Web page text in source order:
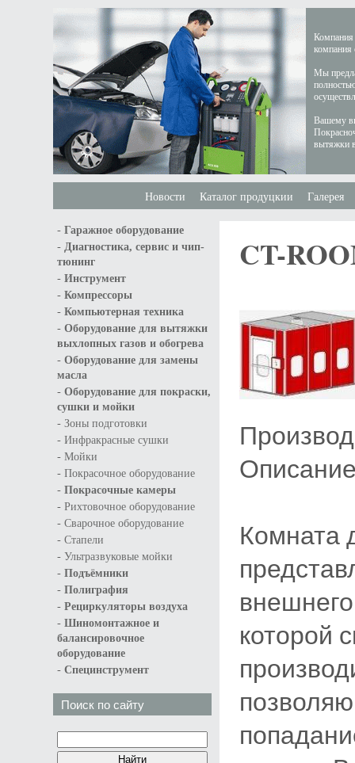
Компания
компания
Мы
Вашему
вытяжки
Новости Каталог продуцкии Галерея
- Гаражное оборудование
- Диагностика, сервис и чип-
тюнинг
- Инструмент
- Компрессоры
- Компьютерная техника
- Оборудование для вытяжки
выхлопных газов и обогрева
- Оборудование для замены
масла
- Оборудование для покраски,
сушки и мойки
- Зоны подготовки
- Инфракрасные сушки
- Мойки
- Покрасочное оборудование
- Покрасочные камеры
- Рихтовочное оборудование
- Сварочное оборудование
- Стапели
- Ультразвуковые мойки
- Подъёмники
- Полиграфия
- Рециркуляторы воздуха
- Шиномонтажное и
балансировочное
оборудование
- Специнструмент
Поиск по сайту
CT-
Комната
которой